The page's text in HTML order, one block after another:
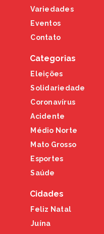
Variedades
Eventos
Contato
Categorias
Eleições
Solidariedade
Coronavírus
Acidente
Médio Norte
Mato Grosso
Esportes
Saúde
Cidades
Feliz Natal
Juína